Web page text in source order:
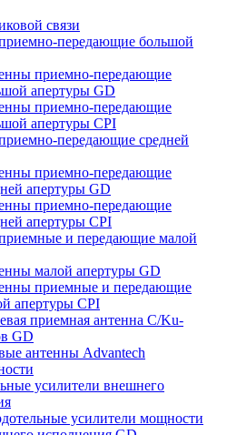
связи
передающие большой
приемно-передающие
апертуры GD
приемно-передающие
апертуры CPI
передающие средней
приемно-передающие
апертуры GD
приемно-передающие
апертуры CPI
и передающие малой
малой апертуры GD
приемные и передающие
апертуры CPI
приемная антенна С/Ku-
GD
антенны Advantech
усилители внешнего
усилители мощности